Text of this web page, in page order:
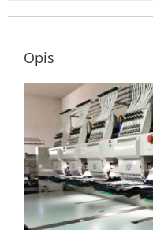
Opis